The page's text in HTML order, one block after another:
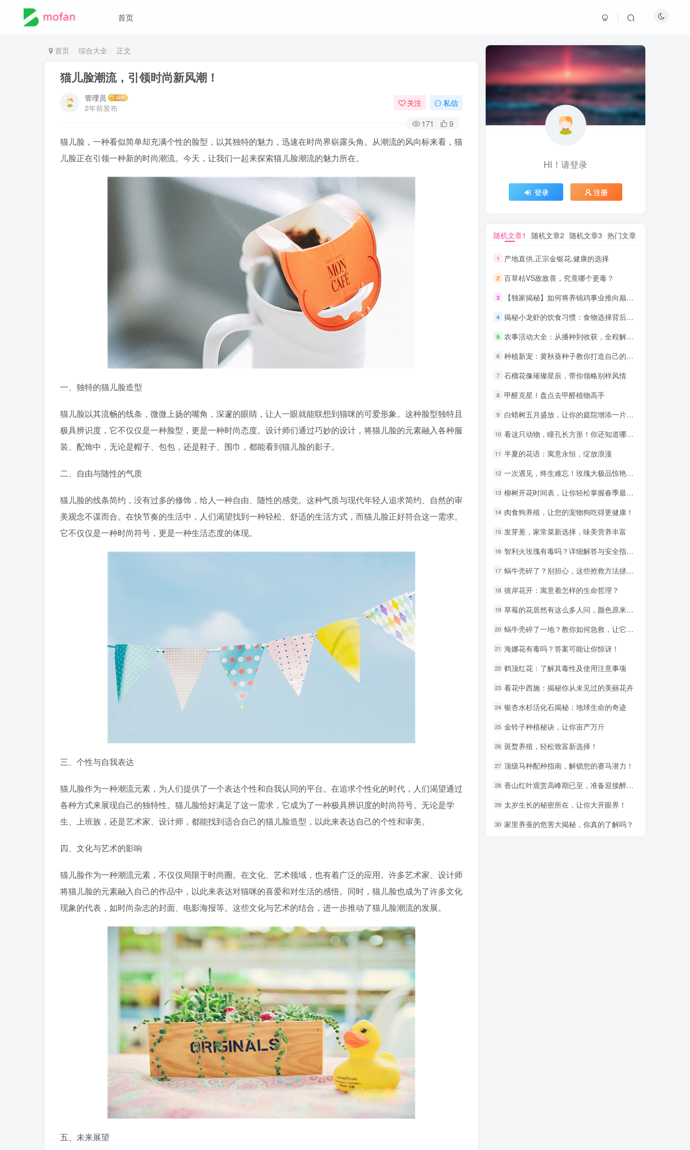
首页
首页 综合大全 正文
猫儿脸潮流，引领时尚新风潮！
管理员
2年前发布
关注 私信
171 9
猫儿脸，一种看似简单却充满个性的脸型，以其独特的魅力，迅速在时尚界崭露头角。从潮流的风向标来看，猫
儿脸正在引领一种新的时尚潮流。今天，让我们一起来探索猫儿脸潮流的魅力所在。
一、独特的猫儿脸造型
猫儿脸以其流畅的线条，微微上扬的嘴角，深邃的眼睛，让人一眼就能联想到猫咪的可爱形象。这种脸型独特且
极具辨识度，它不仅仅是一种脸型，更是一种时尚态度。设计师们通过巧妙的设计，将猫儿脸的元素融入各种服
装、配饰中，无论是帽子、包包，还是鞋子、围巾，都能看到猫儿脸的影子。
二、自由与随性的气质
猫儿脸的线条简约，没有过多的修饰，给人一种自由、随性的感觉。这种气质与现代年轻人追求简约、自然的审
美观念不谋而合。在快节奏的生活中，人们渴望找到一种轻松、舒适的生活方式，而猫儿脸正好符合这一需求。
它不仅仅是一种时尚符号，更是一种生活态度的体现。
三、个性与自我表达
猫儿脸作为一种潮流元素，为人们提供了一个表达个性和自我认同的平台。在追求个性化的时代，人们渴望通过
各种方式来展现自己的独特性。猫儿脸恰好满足了这一需求，它成为了一种极具辨识度的时尚符号。无论是学
生、上班族，还是艺术家、设计师，都能找到适合自己的猫儿脸造型，以此来表达自己的个性和审美。
四、文化与艺术的影响
猫儿脸作为一种潮流元素，不仅仅局限于时尚圈。在文化、艺术领域，也有着广泛的应用。许多艺术家、设计师
将猫儿脸的元素融入自己的作品中，以此来表达对猫咪的喜爱和对生活的感悟。同时，猫儿脸也成为了许多文化
现象的代表，如时尚杂志的封面、电影海报等。这些文化与艺术的结合，进一步推动了猫儿脸潮流的发展。
五、未来展望
HI！请登录
登录 注册
随机文章1 随机文章2 随机文章3 热门文章
1 产地直供,正宗金银花,健康的选择
2 百草枯VS敌敌畏，究竟哪个更毒？
3 【独家揭秘】如何将养锦鸡事业推向巅峰！
4 揭秘小龙虾的饮食习惯：食物选择背后的奥秘！
5 农事活动大全：从播种到收获，全程解析！
6 种植新宠：黄秋葵种子教你打造自己的健康蔬菜园
7 石榴花像璀璨星辰，带你领略别样风情
8 甲醛克星！盘点去甲醛植物高手
9 白蜡树五月盛放，让你的庭院增添一片雅致
10 看这只动物，瞳孔长方形！你还知道哪些动物？
11 半夏的花语：寓意永恒，绽放浪漫
12 一次遇见，终生难忘！玫瑰大极品惊艳登场！
13 柳树开花时间表，让你轻松掌握春季最佳赏花时机！
14 肉食狗养殖，让您的宠物狗吃得更健康！
15 发芽葱，家常菜新选择，味美营养丰富
16 智利火玫瑰有毒吗？详细解答与安全指南！
17 蜗牛壳碎了？别担心，这些抢救方法拯救你的小可爱！
18 彼岸花开：寓意着怎样的生命哲理？
19 草莓的花居然有这么多人问，颜色原来是这样的！
20 蜗牛壳碎了一地？教你如何急救，让它恢复美丽！
21 海娜花有毒吗？答案可能让你惊讶！
22 鹤顶红花：了解其毒性及使用注意事项
23 看花中西施：揭秘你从未见过的美丽花卉
24 银杏水杉活化石揭秘：地球生命的奇迹
25 金铃子种植秘诀，让你亩产万斤
26 斑蝥养殖，轻松致富新选择！
27 顶级马种配种指南，解锁您的赛马潜力！
28 香山红叶观赏高峰期已至，准备迎接醉美秋色吧！
29 太岁生长的秘密所在，让你大开眼界！
30 家里养蚕的危害大揭秘，你真的了解吗？
HI！请登录
登录 注册
随机文章1 随机文章2 随机文章3 热门文章
1 产地直供,正宗金银花,健康的选择
2 百草枯VS敌敌畏，究竟哪个更毒？
3 【独家揭秘】如何将养锦鸡事业推向巅峰！
4 揭秘小龙虾的饮食习惯：食物选择背后的奥秘！
5 农事活动大全：从播种到收获，全程解析！
6 种植新宠：黄秋葵种子教你打造自己的健康蔬菜园
7 石榴花像璀璨星辰，带你领略别样风情
8 甲醛克星！盘点去甲醛植物高手
9 白蜡树五月盛放，让你的庭院增添一片雅致
10 看这只动物，瞳孔长方形！你还知道哪些动物？
11 半夏的花语：寓意永恒，绽放浪漫
12 一次遇见，终生难忘！玫瑰大极品惊艳登场！
13 柳树开花时间表，让你轻松掌握春季最佳赏花时机！
14 肉食狗养殖，让您的宠物狗吃得更健康！
15 发芽葱，家常菜新选择，味美营养丰富
16 智利火玫瑰有毒吗？详细解答与安全指南！
17 蜗牛壳碎了？别担心，这些抢救方法拯救你的小可爱！
18 彼岸花开：寓意着怎样的生命哲理？
19 草莓的花居然有这么多人问，颜色原来是这样的！
20 蜗牛壳碎了一地？教你如何急救，让它恢复美丽！
21 海娜花有毒吗？答案可能让你惊讶！
22 鹤顶红花：了解其毒性及使用注意事项
23 看花中西施：揭秘你从未见过的美丽花卉
24 银杏水杉活化石揭秘：地球生命的奇迹
25 金铃子种植秘诀，让你亩产万斤
26 斑蝥养殖，轻松致富新选择！
27 顶级马种配种指南，解锁您的赛马潜力！
28 香山红叶观赏高峰期已至，准备迎接醉美秋色吧！
29 太岁生长的秘密所在，让你大开眼界！
30 家里养蚕的危害大揭秘，你真的了解吗？